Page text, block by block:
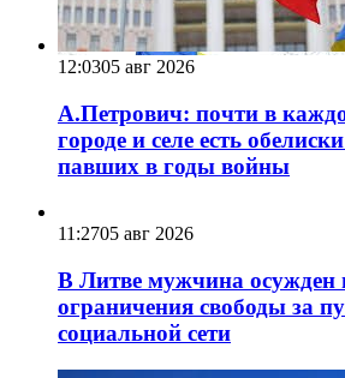
12:0305 авг 2026
А.Петрович: почти в
городе и селе есть
павших в годы войны
11:2705 авг 2026
В Литве мужчина осужден
ограничения свободы за
социальной сети